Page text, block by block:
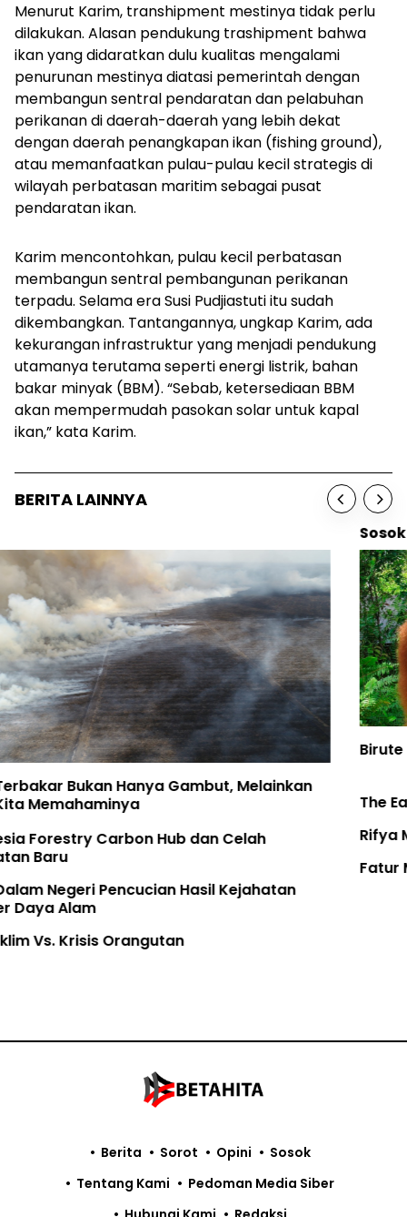
Menurut Karim, transhipment mestinya tidak perlu
dilakukan. Alasan pendukung trashipment bahwa
ikan yang didaratkan dulu kualitas mengalami
penurunan mestinya diatasi pemerintah dengan
membangun sentral pendaratan dan pelabuhan
perikanan di daerah-daerah yang lebih dekat
dengan daerah penangkapan ikan (fishing ground),
atau memanfaatkan pulau-pulau kecil strategis di
wilayah perbatasan maritim sebagai pusat
pendaratan ikan.
Karim mencontohkan, pulau kecil perbatasan
membangun sentral pembangunan perikanan
terpadu. Selama era Susi Pudjiastuti itu sudah
dikembangkan. Tantangannya, ungkap Karim, ada
kekurangan infrastruktur yang menjadi pendukung
utamanya terutama seperti energi listrik, bahan
bakar minyak (BBM). “Sebab, ketersediaan BBM
akan mempermudah pasokan solar untuk kapal
ikan,” kata Karim.
BERITA LAINNYA
Birute Galdikas, Ibu para Orangutan, telah Pulang
The Earth Belongs to the Youth
Rifya Melawan Raksasa
Fatur Meronda Belantara dari Udara
Berita Sorot Opini
Sosok
Tentang Kami
Pedoman Media Siber